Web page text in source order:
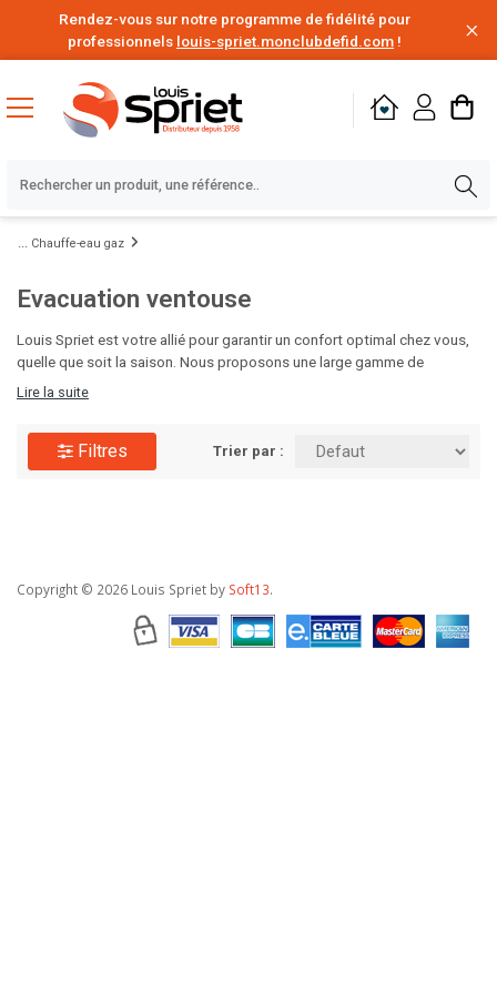
Rendez-vous sur notre programme de fidélité pour
professionnels louis-spriet.monclubdefid.com !
Chauffe-eau gaz
Evacuation ventouse
Louis Spriet est votre allié pour garantir un confort optimal chez vous,
quelle que soit la saison. Nous proposons une large gamme de
solutions de chauffage, des chaudières aux radiateurs design, ainsi que
équipements adaptés à votre espace et à votre budget. Visitez Louis
Spriet et préparez votre maison pour toute l'année !
Lire la suite
Filtres Trier par :
Copyright © 2026 Louis Spriet by Soft13.